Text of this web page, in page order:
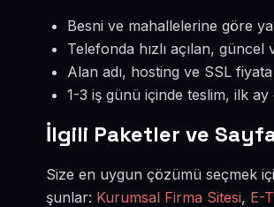
Besni ve mahallelerine göre
Telefonda hızlı açılan, güncel
Alan adı, hosting ve SSL
1-3 iş günü içinde teslim, ilk
İlgili Paketler ve
Size en uygun çözümü seçmek
şunlar: Kurumsal Firma Sitesi, E-